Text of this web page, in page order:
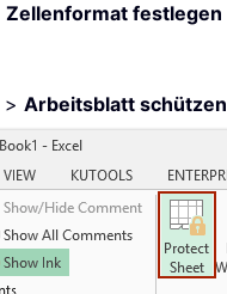
Zellenformat festlegen
> Arbeitsblatt schützen